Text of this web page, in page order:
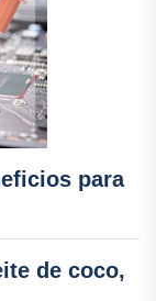
para
de coco,